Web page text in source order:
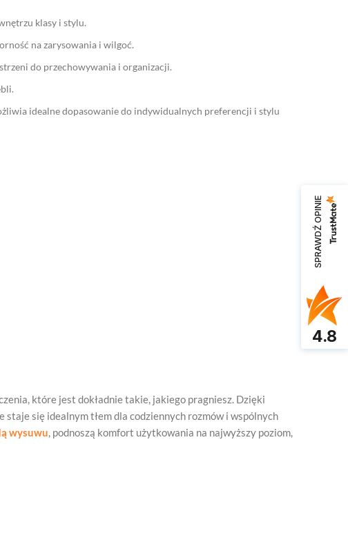
klasy i stylu.
na zarysowania i wilgoć.
do przechowywania i organizacji.
idealne dopasowanie do indywidualnych preferencji i stylu
które jest dokładnie takie, jakiego pragniesz. Dzięki
się idealnym tłem dla codziennych rozmów i wspólnych
wysuwu, podnoszą komfort użytkowania na najwyższy poziom,
SPRAWDŹ OPINIE
4.8